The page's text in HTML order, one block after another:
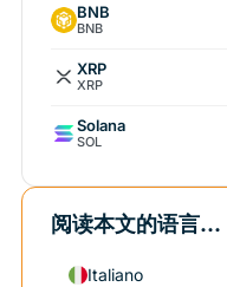
BNB
BNB
XRP
XRP
Solana
SOL
阅读本文的语言...
Italiano